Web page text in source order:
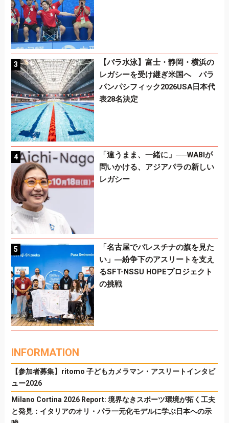
【パラ水泳】富士・静岡・横浜の
レガシーを受け継ぎ米国へ パラ
パンパシフィック2026USA日本代
表28名決定
「違うまま、一緒に」──WABIが
問いかける、アジアパラの新しい
レガシー
「名古屋でパレスチナの旗を見た
い」―紛争下のアスリートを支え
るSFT-NSSU HOPEプロジェクト
の挑戦
INFORMATION
【参加者募集】ritomo 子どもカメラマン・アスリートインタビ
ュー2026
Milano Cortina 2026 Report: 境界なきスポーツ環境が拓く工夫
と発見：イタリアのオリ・パラ一元化モデルに学ぶ日本への示